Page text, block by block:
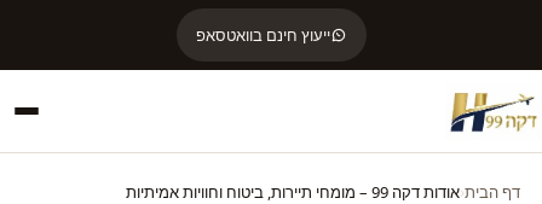
ייעוץ חינם בוואטסאפ
דף הבית אודות דקה 99 – מומחי תיירות, ביטוח וחוויות אמיתיות